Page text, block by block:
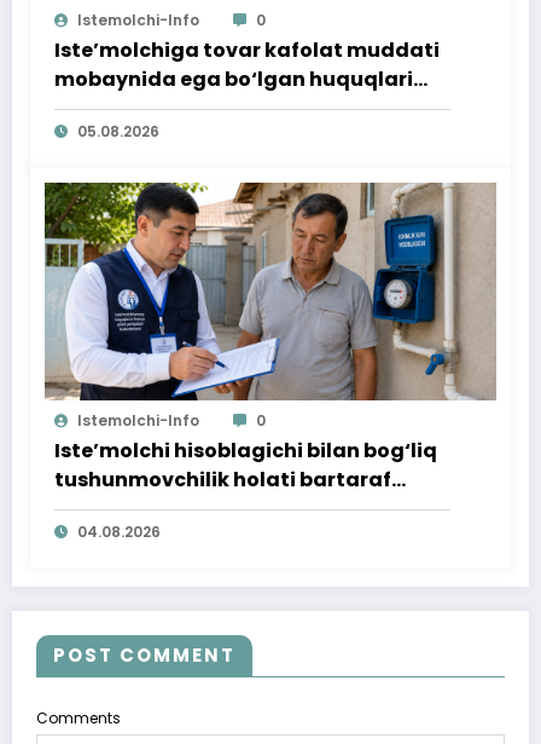
Istemolchi-Info 0
Iste’molchiga tovar kafolat muddati
mobaynida ega bo‘lgan huquqlari
ta’minlab berildi
05.08.2026
Istemolchi-Info 0
Iste’molchi hisoblagichi bilan bog‘liq
tushunmovchilik holati bartaraf
qilindi
04.08.2026
POST COMMENT
Comments